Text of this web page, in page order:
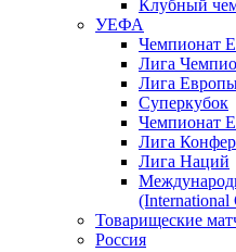
Клубный
УЕФА
Чемпионат
Лига
Лига
Суперкубок
Чемпионат
Лига
Лига Наций
(International
Товарищеские
Россия